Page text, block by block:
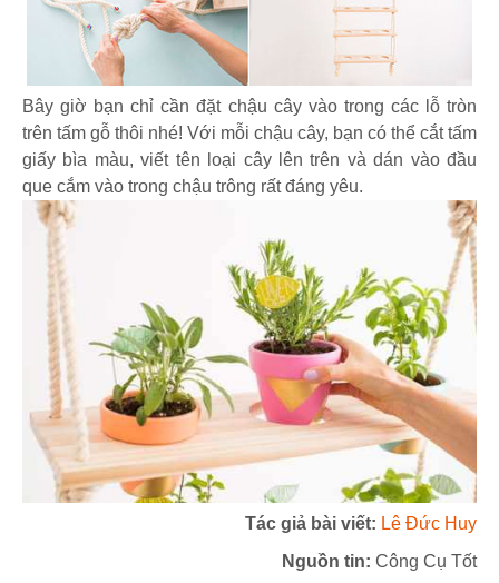
Bây giờ bạn chỉ cần đặt chậu cây vào trong các lỗ tròn
trên tấm gỗ thôi nhé! Với mỗi chậu cây, bạn có thể cắt tấm
giấy bìa màu, viết tên loại cây lên trên và dán vào đầu
que cắm vào trong chậu trông rất đáng yêu.
Tác giả bài viết: Lê Đức Huy
Nguồn tin: Công Cụ Tốt